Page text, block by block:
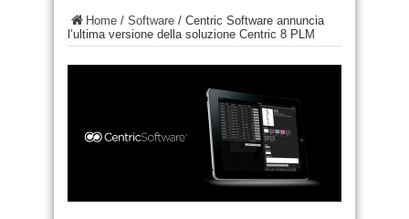
Home / Software / Centric Software annuncia
l’ultima versione della soluzione Centric 8 PLM